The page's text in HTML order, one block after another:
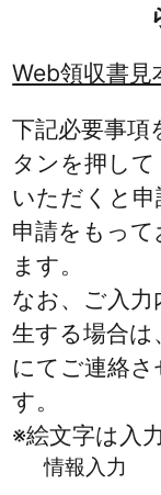
Web領収書見
下記必要事項
タンを押し
いただくと申
申請をもって
ます。
なお、ご入力
生する場合は
にてご連絡
す。
※絵文字は入
情報入力